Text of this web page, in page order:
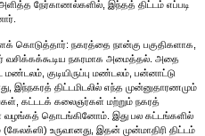
நேர்காணல்களில், இந்தத் திட்டம் எப்படி
நகரத்தை நான்கு பகுதிகளாக,
வசிக்கக்கூடிய நகரமாக அமைத்தல். அதை
குடியிருப்பு மண்டலம், பன்னாட்டு
திட்டமிடலில் எந்த முன்னுதாரணமும்
கட்டடக் கலைஞர்கள் மற்றும் நகரத்
வழங்கத் தொடங்கினோம். இது பல கட்டங்களில்
உருவானது, இதன் முன்மாதிரி திட்டம்